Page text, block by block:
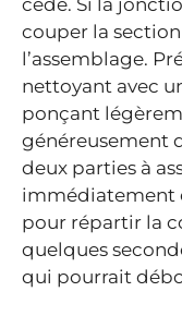
cédé. Si la
couper la
l’assemblage.
nettoyant avec
ponçant
généreusement
deux parties à
immédiatement
pour répartir la
quelques
qui pourrait